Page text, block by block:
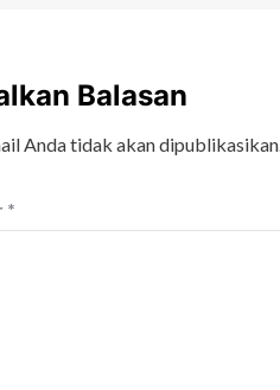
Balasan
Anda tidak akan dipublikasikan.
*